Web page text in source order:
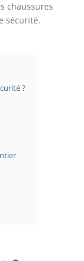
chaussures
sécurité.
?